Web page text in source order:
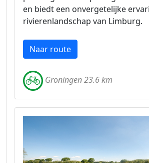
en biedt een onvergetelijke
rivierenlandschap van Limburg.
Naar route
Groningen 23.6 km